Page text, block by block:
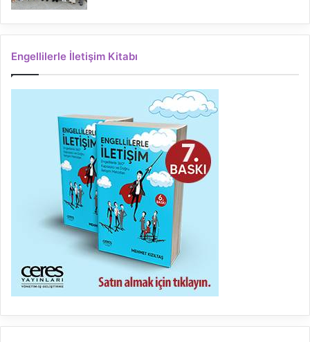
Engellilerle İletişim Kitabı